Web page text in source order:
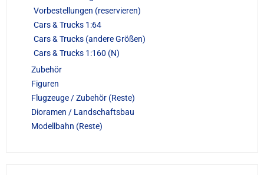
Vorbestellungen (reservieren)
Cars & Trucks 1:64
Cars & Trucks (andere Größen)
Cars & Trucks 1:160 (N)
Zubehör
Figuren
Flugzeuge / Zubehör (Reste)
Dioramen / Landschaftsbau
Modellbahn (Reste)